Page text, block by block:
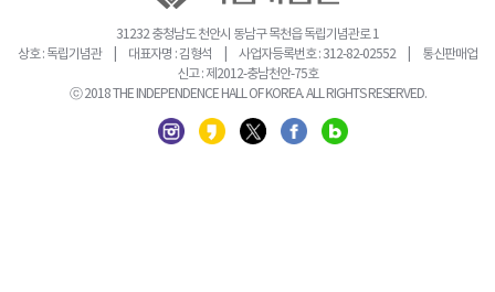
31232 충청남도 천안시 동남구 목천읍 독립기념관로 1
상호 : 독립기념관 | 대표자명 : 김형석 | 사업자등록번호 : 312-82-02552 | 통신판매업
신고 : 제2012-충남천안-75호
ⓒ 2018 THE INDEPENDENCE HALL OF KOREA. ALL RIGHTS RESERVED.